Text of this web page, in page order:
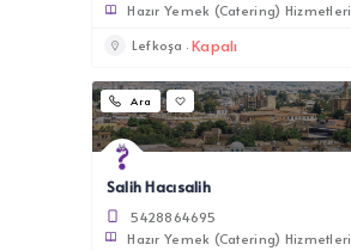
Hazır Yemek (Catering) Hizmetleri
Lefkoşa Kapalı
Ara
Salih Hacısalih
5428864695
Hazır Yemek (Catering) Hizmetleri